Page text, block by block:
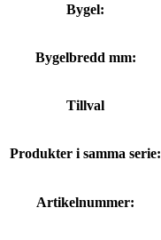
Bygel:
Bygelbredd mm:
Tillval
Produkter i samma serie:
Artikelnummer: